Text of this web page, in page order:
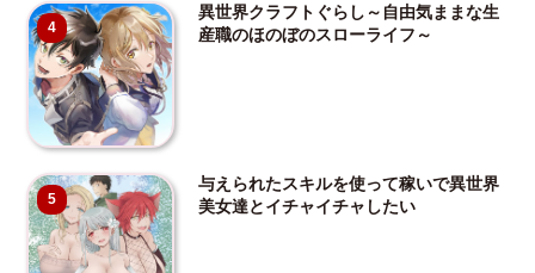
4
異世界クラフトぐらし～自由気ままな生
産職のほのぼのスローライフ～
5
与えられたスキルを使って稼いで異世界
美女達とイチャイチャしたい